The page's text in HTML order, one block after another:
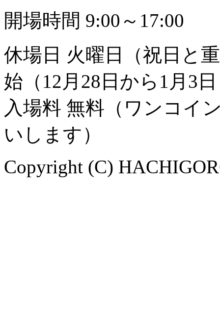
開場時間 9:00～17:00
休場日 火曜日（祝日と
始（12月28日から1月3
入場料 無料（ワンコイ
いします）
Copyright (C)